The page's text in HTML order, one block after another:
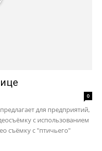
0
для предприятий,
с использованием
съёмку с "птичьего"